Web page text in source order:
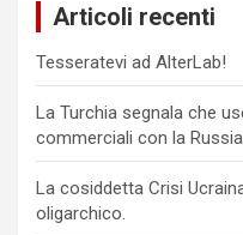
Articoli recenti
Tesseratevi ad AlterLab!
La Turchia segnala che
commerciali con la
La cosiddetta Crisi
oligarchico.